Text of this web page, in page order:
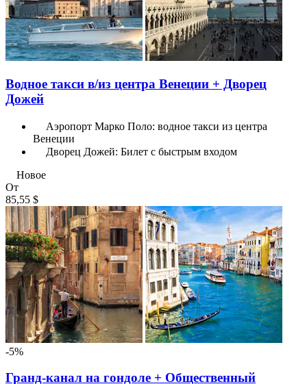
Водное такси в/из центра Венеции + Дворец
Дожей
Аэропорт Марко Поло: водное такси из центра
Венеции
Дворец Дожей: Билет с быстрым входом
Новое
От
85,55 $
-5%
Гранд-канал на гондоле + Общественный